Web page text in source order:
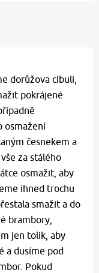
dorůžova cibuli,
pokrájené
osmažení
česnekem a
za stálého
osmažit, aby
ihned trochu
smažit a do
brambory,
jen tolik, aby
a dusíme pod
Pokud